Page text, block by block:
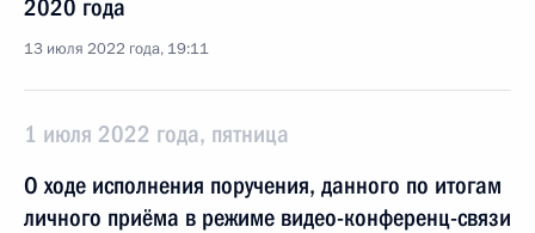
2020 года
13 июля 2022 года, 19:11
1 июля 2022 года, пятница
О ходе исполнения поручения, данного по итогам
личного приёма в режиме видео-конференц-связи